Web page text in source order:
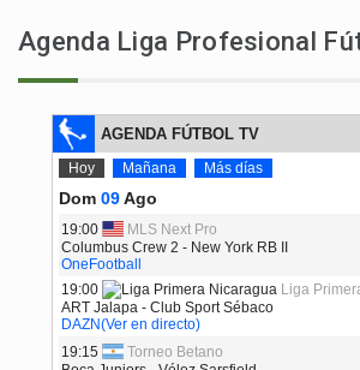
Agenda Liga Profesional